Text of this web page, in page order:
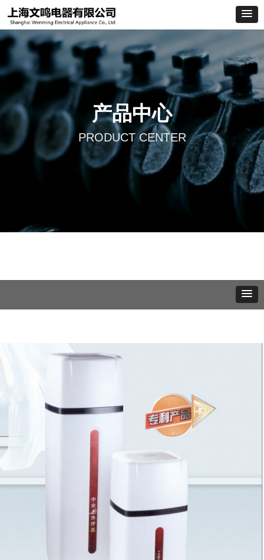
产品中心
PRODUCT CENTER